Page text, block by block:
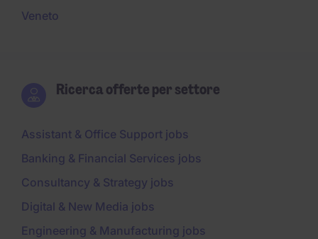
Veneto
Ricerca offerte per settore
Assistant & Office Support jobs
Banking & Financial Services jobs
Consultancy & Strategy jobs
Digital & New Media jobs
Engineering & Manufacturing jobs